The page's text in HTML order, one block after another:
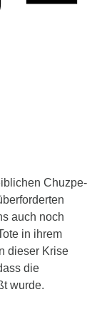
Chuzpe-
auch noch
in ihrem
dieser Krise
die
wurde.